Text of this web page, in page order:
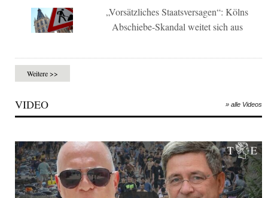
„Vorsätzliches Staatsversagen“: Kölns
Abschiebe-Skandal weitet sich aus
Weitere >>
VIDEO » alle Videos